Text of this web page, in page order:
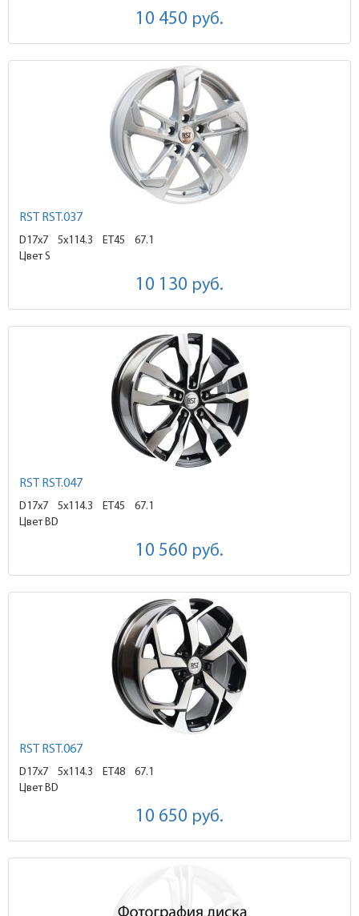
10 450 руб.
RST RST.037
D17x7 5x114.3 ET45
67.1
Цвет S
10 130 руб.
RST RST.047
D17x7 5x114.3 ET45
67.1
Цвет BD
10 560 руб.
RST RST.067
D17x7 5x114.3 ET48
67.1
Цвет BD
10 650 руб.